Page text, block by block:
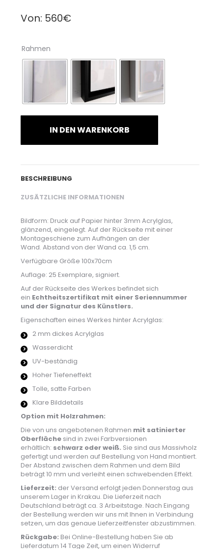
Von: 560€
Rahmen
IN DEN WARENKORB
BESCHREIBUNG
ZUSÄTZLICHE INFORMATIONEN
Bildform: Druck auf Papier hinter 3mm Acrylglas,
glänzend, eingelegt. Auf der Rückseite mit einer
Montageschiene zum Aufhängen an der
Wand. Abstand von der Wand ca. 1,5 cm.
Verfügbare Größe 100x70cm
Auflage: 25 Exemplare, signiert.
Auf der Rückseite des Werkes befindet sich
ein Echtheitszertifikat mit einer Seriennummer
und der Signatur des Künstlers.
Eigenschaften eines Werkes hinter Acrylglas:
2 mm dickes Acrylglas
Wasserdicht
UV-beständig
Hoher Tiefeneffekt
Tolle, satte Farben
Klare Bilddetails
Option mit Holzrahmen:
Die von uns angebotenen Rahmen mit satinierter
Oberfläche sind in zwei Farbversionen
erhältlich: schwarz oder weiß. Sie sind aus Massivholz
gefertigt und werden auf Bestellung von Hand montiert.
Der Abstand zwischen dem Rahmen und dem Bild
beträgt 10 mm und verleiht einen schwebenden Effekt.
Lieferzeit: der Versand erfolgt jeden Donnerstag aus
unserem Lager in Krakau. Die Lieferzeit nach
Deutschland beträgt ca. 3 Arbeitstage. Nach Eingang
der Bestellung werden wir uns mit Ihnen in Verbindung
setzen, um das genaue Lieferzeitfenster abzustimmen.
Rückgabe: Bei Online-Bestellung haben Sie ab
Lieferdatum 14 Tage Zeit, um einen Widerruf